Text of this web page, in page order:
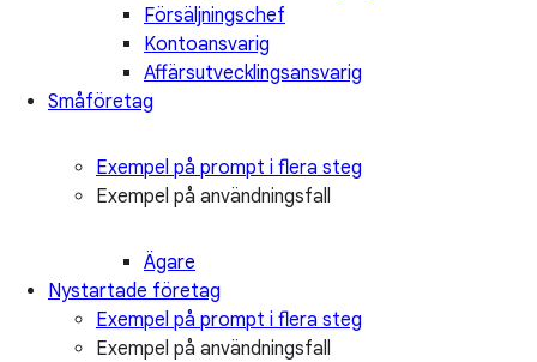
Försäljningschef
Kontoansvarig
Affärsutvecklingsansvarig
Småföretag
Exempel på prompt i flera steg
Exempel på användningsfall
Ägare
Nystartade företag
Exempel på prompt i flera steg
Exempel på användningsfall